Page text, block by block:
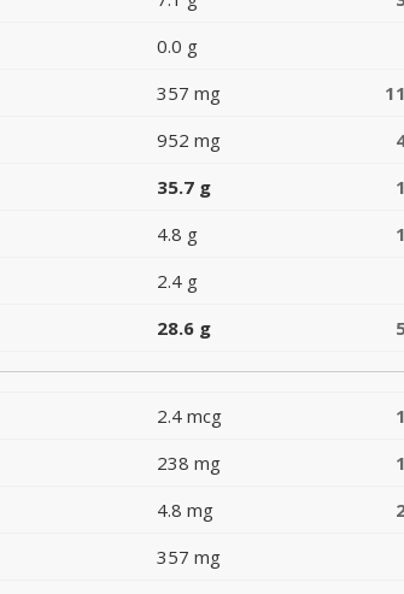
0.0 g
357 mg
952 mg
35.7 g
4.8 g
2.4 g
28.6 g
2.4 mcg
238 mg
4.8 mg
357 mg